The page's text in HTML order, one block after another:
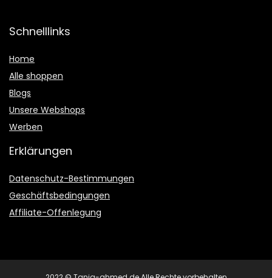
Schnelllinks
Home
Alle shoppen
Blogs
Unsere Webshops
Werben
Erklärungen
Datenschutz-Bestimmungen
Geschäftsbedingungen
Affiliate-Offenlegung